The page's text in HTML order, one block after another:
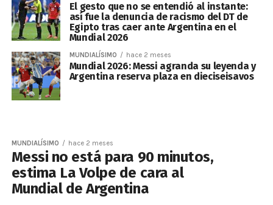
El gesto que no se entendió al instante:
así fue la denuncia de racismo del DT de
Egipto tras caer ante Argentina en el
Mundial 2026
MUNDIALÍSIMO hace 2 meses
Mundial 2026: Messi agranda su leyenda y
Argentina reserva plaza en dieciseisavos
MUNDIALÍSIMO hace 2 meses
Messi no está para 90 minutos,
estima La Volpe de cara al
Mundial de Argentina